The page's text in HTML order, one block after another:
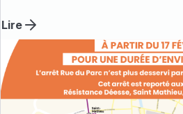
𝗔, 𝗖, 𝗣𝟮𝟬 et 𝗣𝟲𝟬.🚍
Lire